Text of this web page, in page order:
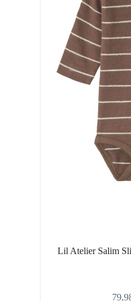
Lil Atelier Salim